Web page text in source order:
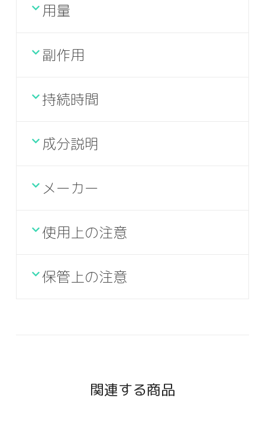
用量
副作用
持続時間
成分説明
メーカー
使用上の注意
保管上の注意
関連する商品